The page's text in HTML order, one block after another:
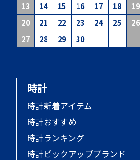
13
14 15 16 17 18
19
20
21 22 23 24 25
26
27
28 29 30
時計
時計新着アイテム
時計おすすめ
時計ランキング
時計ピックアップブランド